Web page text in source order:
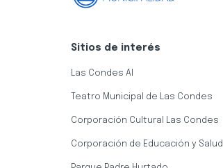
Sitios de interés
Las Condes AI
Teatro Municipal de Las Condes
Corporación Cultural Las Condes
Corporación de Educación y Salud